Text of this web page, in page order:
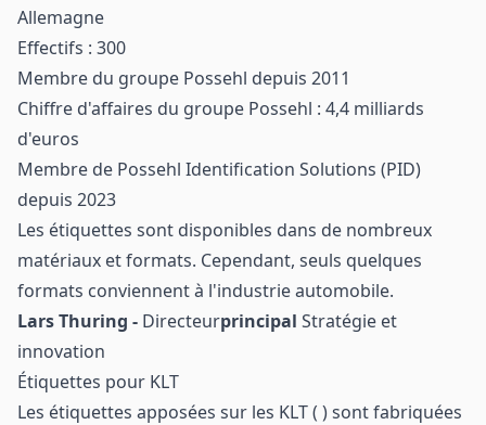
Allemagne
Effectifs : 300
Membre du groupe Possehl depuis 2011
Chiffre d'affaires du groupe Possehl : 4,4 milliards
d'euros
Membre de Possehl Identification Solutions (PID)
depuis 2023
Les étiquettes sont disponibles dans de nombreux
matériaux et formats. Cependant, seuls quelques
formats conviennent à l'industrie automobile.
Lars Thuring - Directeurprincipal Stratégie et
innovation
Étiquettes pour KLT
Les étiquettes apposées sur les KLT ( ) sont fabriquées